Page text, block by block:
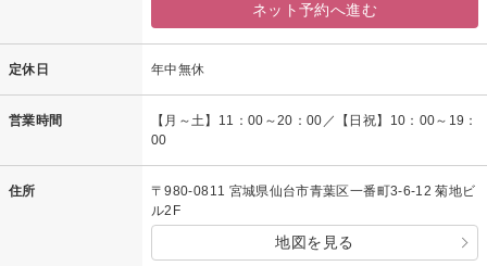
ネット予約へ進む
定休日 年中無休
営業時間
【月～土】11：00～20：00／【日祝】10：00～19：
00
住所
〒980-0811 宮城県仙台市青葉区一番町3-6-12 菊地ビ
ル2F
地図を見る